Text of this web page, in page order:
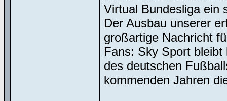
Virtual Bundesliga ein
Der Ausbau unserer
großartige Nachricht
Fans: Sky Sport
des deutschen
kommenden Jahren